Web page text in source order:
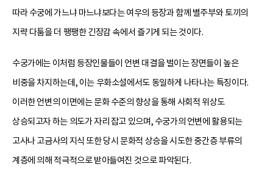
따라 수궁에 가느냐 마느냐보다는 여우의 등장과 함께 별주부와 토끼의
지략 다툼을 더 팽팽한 긴장감 속에서 즐기게 되는 것이다.
수궁가에는 이처럼 등장인물들이 언변 대결을 벌이는 장면들이 높은
비중을 차지하는데, 이는 우화소설에서도 동일하게 나타나는 특징이다.
이러한 언변의 이면에는 문화 수준의 향상을 통해 사회적 위상도
상승되고자 하는 의도가 자리 잡고 있으며, 수궁가의 언변에 활용되는
고사나 고금사의 지식 또한 당시 문화적 상승을 시도한 중간층 부류의
계층에 의해 적극적으로 받아들여진 것으로 파악된다.